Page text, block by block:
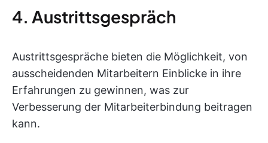
4. Austrittsgespräch
Austrittsgespräche bieten die Möglichkeit, von
ausscheidenden Mitarbeitern Einblicke in ihre
Erfahrungen zu gewinnen, was zur
Verbesserung der Mitarbeiterbindung beitragen
kann.